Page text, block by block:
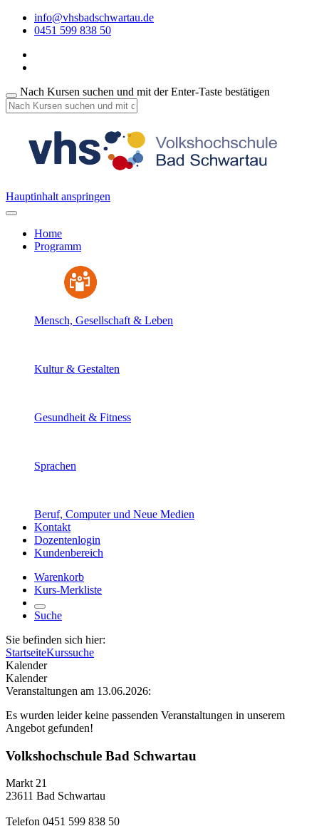
info@vhsbadschwartau.de
0451 599 838 50
Nach Kursen suchen und mit der Enter-Taste bestätigen
Hauptinhalt anspringen
Home
Programm
Mensch, Gesellschaft & Leben
Kultur & Gestalten
Gesundheit & Fitness
Sprachen
Beruf, Computer und Neue Medien
Kontakt
Dozentenlogin
Kundenbereich
Warenkorb
Kurs-Merkliste
Suche
Sie befinden sich hier:
StartseiteKurssuche
Kalender
Kalender
Veranstaltungen am 13.06.2026:
Es wurden leider keine passenden Veranstaltungen in unserem
Angebot gefunden!
Volkshochschule Bad Schwartau
Markt 21
23611 Bad Schwartau
Telefon 0451 599 838 50